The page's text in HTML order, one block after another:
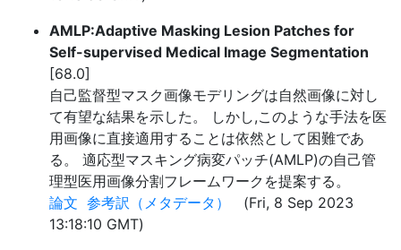
AMLP:Adaptive Masking Lesion Patches for
Self-supervised Medical Image Segmentation
[68.0]
自己監督型マスク画像モデリングは自然画像に対し
て有望な結果を示した。 しかし,このような手法を医
用画像に直接適用することは依然として困難であ
る。 適応型マスキング病変パッチ(AMLP)の自己管
理型医用画像分割フレームワークを提案する。
論文 参考訳（メタデータ）
(Fri, 8 Sep 2023
13:18:10 GMT)